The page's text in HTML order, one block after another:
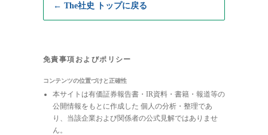
← The社史 トップに戻る
免責事項およびポリシー
コンテンツの位置づけと正確性
本サイトは有価証券報告書・IR資料・書籍・報道等の
公開情報をもとに作成した 個人の分析・整理であ
り、当該企業および関係者の公式見解ではありませ
ん。